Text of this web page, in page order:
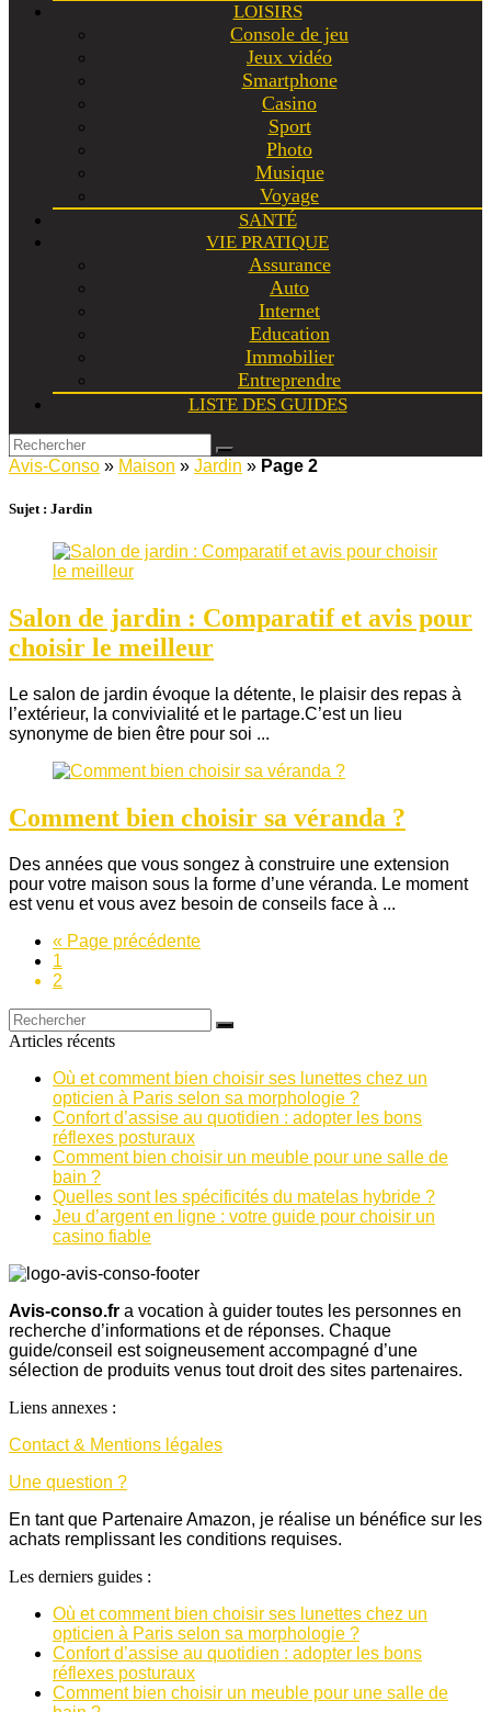
LOISIRS
Console de jeu
Jeux vidéo
Smartphone
Casino
Sport
Photo
Musique
Voyage
SANTÉ
VIE PRATIQUE
Assurance
Auto
Internet
Education
Immobilier
Entreprendre
LISTE DES GUIDES
Avis-Conso » Maison » Jardin » Page 2
Sujet : Jardin
Salon de jardin : Comparatif et avis pour
choisir le meilleur
Le salon de jardin évoque la détente, le plaisir des repas à
l’extérieur, la convivialité et le partage.C’est un lieu
synonyme de bien être pour soi ...
Comment bien choisir sa véranda ?
Des années que vous songez à construire une extension
pour votre maison sous la forme d’une véranda. Le moment
est venu et vous avez besoin de conseils face à ...
« Page précédente
1
2
Articles récents
Où et comment bien choisir ses lunettes chez un
opticien à Paris selon sa morphologie ?
Confort d’assise au quotidien : adopter les bons
réflexes posturaux
Comment bien choisir un meuble pour une salle de
bain ?
Quelles sont les spécificités du matelas hybride ?
Jeu d’argent en ligne : votre guide pour choisir un
casino fiable
Avis-conso.fr a vocation à guider toutes les personnes en
recherche d’informations et de réponses. Chaque
guide/conseil est soigneusement accompagné d’une
sélection de produits venus tout droit des sites partenaires.
Liens annexes :
Contact & Mentions légales
Une question ?
En tant que Partenaire Amazon, je réalise un bénéfice sur les
achats remplissant les conditions requises.
Les derniers guides :
Où et comment bien choisir ses lunettes chez un
opticien à Paris selon sa morphologie ?
Confort d’assise au quotidien : adopter les bons
réflexes posturaux
Comment bien choisir un meuble pour une salle de